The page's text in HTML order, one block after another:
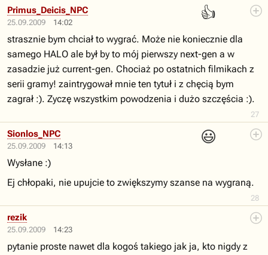
25.09.2009 14:02
👍
27
Primus_Deicis_NPC
strasznie bym chciał to wygrać. Może nie koniecznie dla
samego HALO ale był by to mój pierwszy next-gen a w
zasadzie już current-gen. Chociaż po ostatnich filmikach z
serii gramy! zaintrygował mnie ten tytuł i z chęcią bym
zagrał :). Zyczę wszystkim powodzenia i dużo szczęścia :).
25.09.2009 14:13
😃
28
Sionlos_NPC
Wysłane :)
Ej chłopaki, nie upujcie to zwiększymy szanse na wygraną.
25.09.2009 14:23
rezik
pytanie proste nawet dla kogoś takiego jak ja, kto nigdy z